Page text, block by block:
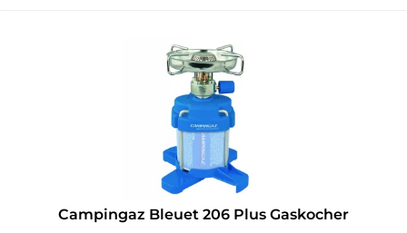
Campingaz Bleuet 206 Plus Gaskocher